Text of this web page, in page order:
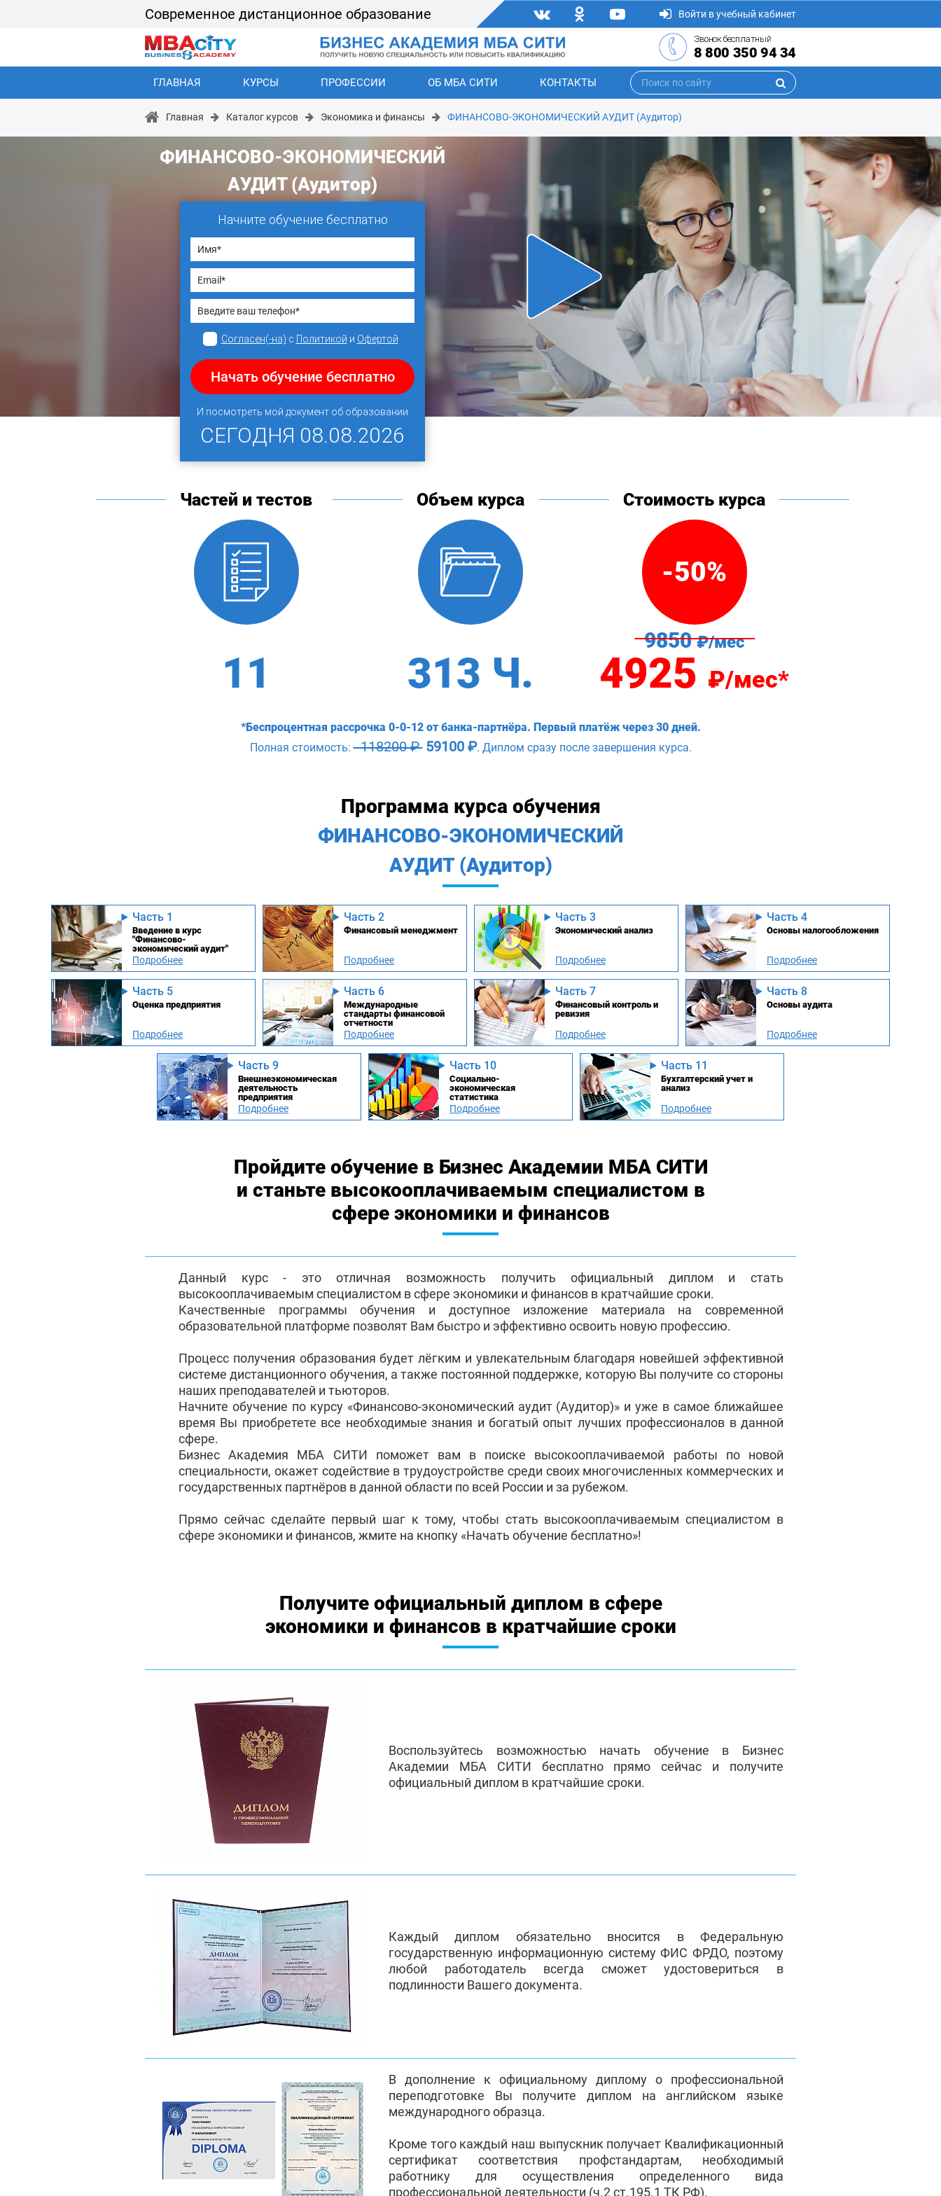
Современное дистанционное образование Войти в учебный кабинет
Звонок бесплатный
8 800 350 94 34
ГЛАВНАЯ КУРСЫ ПРОФЕССИИ ОБ МБА СИТИ КОНТАКТЫ
Главная Каталог курсов Экономика и финансы ФИНАНСОВО-ЭКОНОМИЧЕСКИЙ АУДИТ (Аудитор)
ФИНАНСОВО-ЭКОНОМИЧЕСКИЙ
АУДИТ (Аудитор)
Начните обучение бесплатно
Согласен(-на) с Политикой и Офертой
Начать обучение бесплатно
И посмотреть мой документ об образовании
СЕГОДНЯ 08.08.2026
Частей и тестов
11
Объем курса
313 Ч.
Стоимость курса
-50%
9850₽/мес
4925 ₽/мес*
*Беспроцентная рассрочка 0-0-12 от банка-партнёра. Первый платёж через 30 дней.
Полная стоимость:118200 ₽ 59100 ₽. Диплом сразу после завершения курса.
Программа курса обучения
ФИНАНСОВО-ЭКОНОМИЧЕСКИЙ
АУДИТ (Аудитор)
Часть 1
Введение в курс
"Финансово-
экономический аудит"
Подробнее
Часть 2
Финансовый менеджмент
Подробнее
Часть 3
Экономический анализ
Подробнее
Часть 4
Основы налогообложения
Подробнее
Часть 5
Оценка предприятия
Подробнее
Часть 6
Международные
стандарты финансовой
отчетности
Подробнее
Часть 7
Финансовый контроль и
ревизия
Подробнее
Часть 8
Основы аудита
Подробнее
Часть 9
Внешнеэкономическая
деятельность
предприятия
Подробнее
Часть 10
Социально-
экономическая
статистика
Подробнее
Часть 11
Бухгалтерский учет и
анализ
Подробнее
Пройдите обучение в Бизнес Академии МБА СИТИ
и станьте высокооплачиваемым специалистом в
сфере экономики и финансов
Данный курс - это отличная возможность получить официальный диплом и стать
высокооплачиваемым специалистом в сфере экономики и финансов в кратчайшие сроки.
Качественные программы обучения и доступное изложение материала на современной
образовательной платформе позволят Вам быстро и эффективно освоить новую профессию.
Процесс получения образования будет лёгким и увлекательным благодаря новейшей эффективной
системе дистанционного обучения, а также постоянной поддержке, которую Вы получите со стороны
наших преподавателей и тьюторов.
Начните обучение по курсу «Финансово-экономический аудит (Аудитор)» и уже в самое ближайшее
время Вы приобретете все необходимые знания и богатый опыт лучших профессионалов в данной
сфере.
Бизнес Академия МБА СИТИ поможет вам в поиске высокооплачиваемой работы по новой
специальности, окажет содействие в трудоустройстве среди своих многочисленных коммерческих и
государственных партнёров в данной области по всей России и за рубежом.
Прямо сейчас сделайте первый шаг к тому, чтобы стать высокооплачиваемым специалистом в
сфере экономики и финансов, жмите на кнопку «Начать обучение бесплатно»!
Получите официальный диплом в сфере
экономики и финансов в кратчайшие сроки
Воспользуйтесь возможностью начать обучение в Бизнес
Академии МБА СИТИ бесплатно прямо сейчас и получите
официальный диплом в кратчайшие сроки.
Каждый диплом обязательно вносится в Федеральную
государственную информационную систему ФИС ФРДО, поэтому
любой работодатель всегда сможет удостовериться в
подлинности Вашего документа.
В дополнение к официальному диплому о профессиональной
переподготовке Вы получите диплом на английском языке
международного образца.
Кроме того каждый наш выпускник получает Квалификационный
сертификат соответствия профстандартам, необходимый
работнику для осуществления определенного вида
профессиональной деятельности (ч.2 ст.195.1 ТК РФ).